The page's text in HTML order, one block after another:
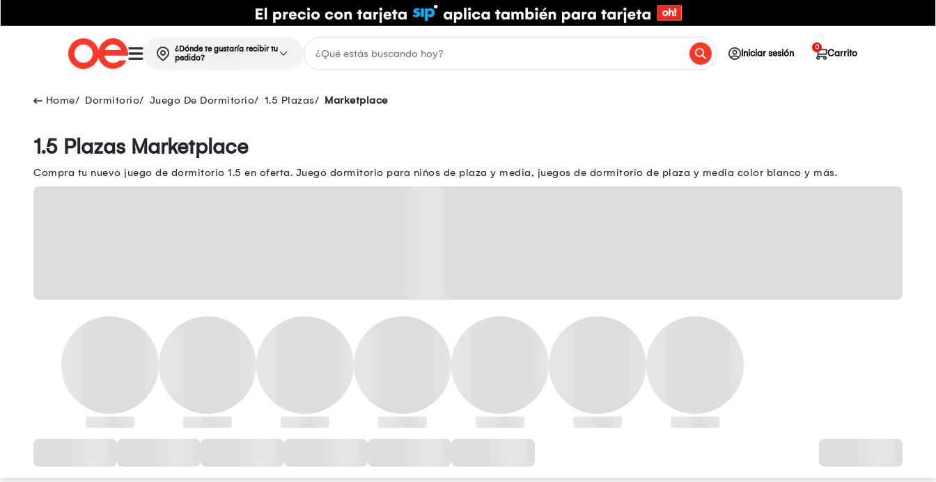
¿Dónde te gustaría recibir tu
pedido?
Iniciar sesión Carrito
0
Dormitorio Juego De Dormitorio 1.5 Plazas Marketplace
1.5 Plazas Marketplace
Compra tu nuevo juego de dormitorio 1.5 en oferta. Juego dormitorio para niños de plaza y media, juegos de dormitorio de plaza y media color blanco y más.